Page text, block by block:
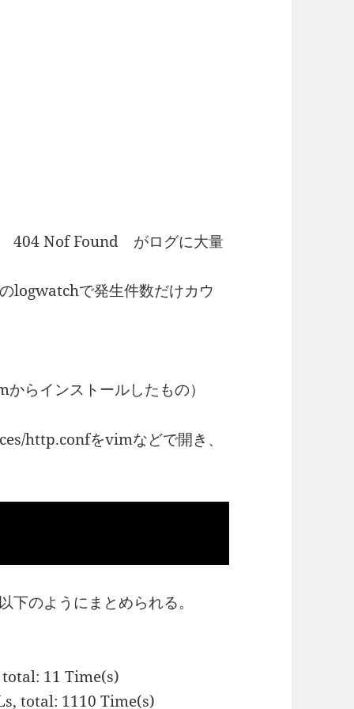
404 Nof Found がログに大量
logwatchで発生件数だけカウ
らインストールしたもの）
http.confをvimなどで開き、
のようにまとめられる。
11 Time(s)
total: 1110 Time(s)